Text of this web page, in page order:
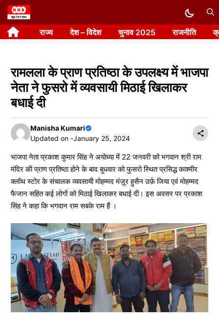
Skip
to
content राज्य देश – विदेश चुनाव 2025 राजनीति
रामलला के प्राण प्रतिष्ठा के उपलक्ष्य में भाजपा
नेता ने फुसरो में व्यवसायी मिठाई खिलाकर
बधाई दी
Manisha Kumari
Updated on -January 25, 2024
भाजपा नेता प्रकाश कुमार सिंह ने अयोध्या में 22 जनवरी को भगवान श्री राम
मंदिर की प्राण प्रतिष्ठा होने के बाद बुधवार को फुसरो स्थित प्रसिद्ध काश्मीर
क्लॉथ स्टोर के संचालक व्यवसायी मोहम्मद मंज़ूर हुसैन उर्फ़ जिया एवं मोहम्मद
फैजान सहित कई लोगों को मिठाई खिलाकर बधाई दी। इस अवसर पर प्रकाश
सिंह ने कहा कि भगवान राम सबके राम हैं ।